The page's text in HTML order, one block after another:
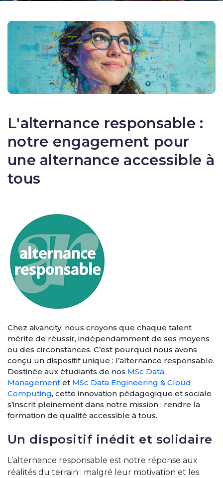
L'alternance responsable :
notre engagement pour
une alternance accessible à
tous
Chez aivancity, nous croyons que chaque talent
mérite de réussir, indépendamment de ses moyens
ou des circonstances. C’est pourquoi nous avons
conçu un dispositif unique : l’alternance responsable.
Destinée aux étudiants de nos MSc Data
Management et MSc Data Engineering & Cloud
Computing, cette innovation pédagogique et sociale
s’inscrit pleinement dans notre mission : rendre la
formation de qualité accessible à tous.
Un dispositif inédit et solidaire
L’alternance responsable est notre réponse aux
réalités du terrain : malgré leur motivation et les